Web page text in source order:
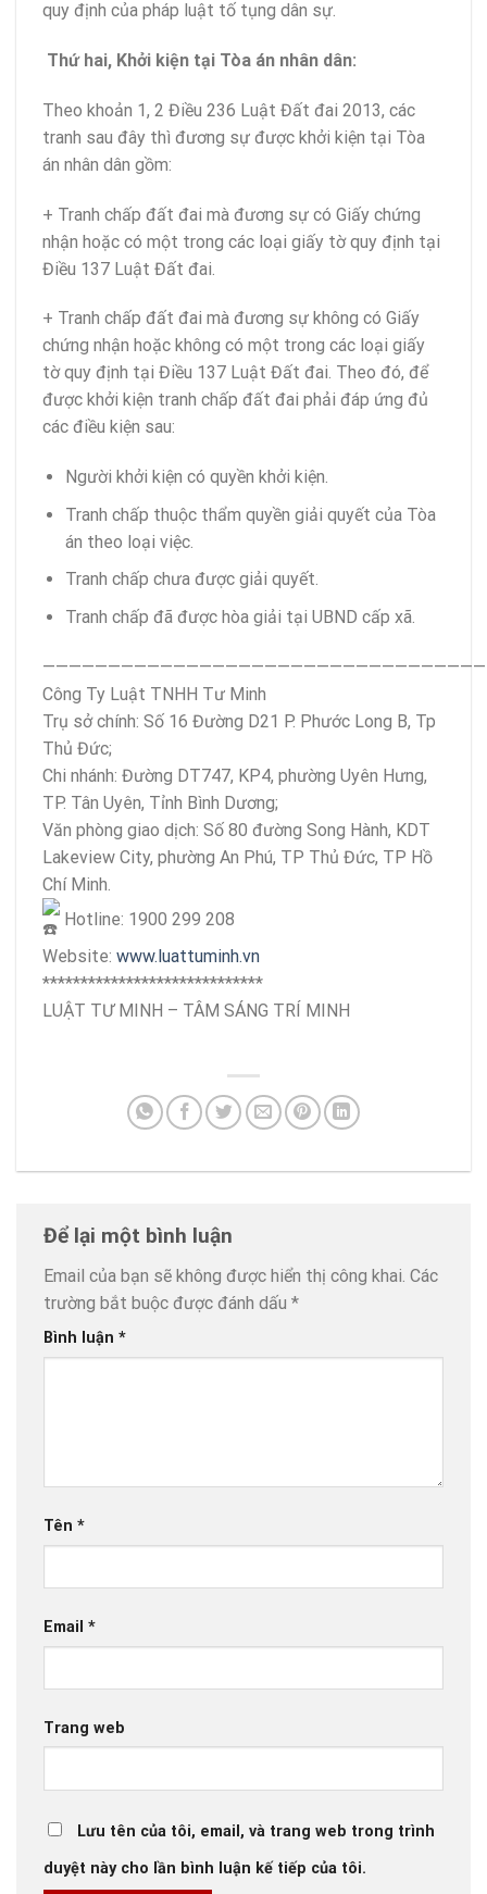
quy định của pháp luật tố tụng dân sự.
Thứ hai, Khởi kiện tại Tòa án nhân dân:
Theo khoản 1, 2 Điều 236 Luật Đất đai 2013, các
tranh sau đây thì đương sự được khởi kiện tại Tòa
án nhân dân gồm:
+ Tranh chấp đất đai mà đương sự có Giấy chứng
nhận hoặc có một trong các loại giấy tờ quy định tại
Điều 137 Luật Đất đai.
+ Tranh chấp đất đai mà đương sự không có Giấy
chứng nhận hoặc không có một trong các loại giấy
tờ quy định tại Điều 137 Luật Đất đai. Theo đó, để
được khởi kiện tranh chấp đất đai phải đáp ứng đủ
các điều kiện sau:
Người khởi kiện có quyền khởi kiện.
Tranh chấp thuộc thẩm quyền giải quyết của Tòa
án theo loại việc.
Tranh chấp chưa được giải quyết.
Tranh chấp đã được hòa giải tại UBND cấp xã.
Công Ty Luật TNHH Tư Minh
Trụ sở chính: Số 16 Đường D21 P. Phước Long B, Tp
Thủ Đức;
Chi nhánh: Đường DT747, KP4, phường Uyên Hưng,
TP. Tân Uyên, Tỉnh Bình Dương;
Văn phòng giao dịch: Số 80 đường Song Hành, KDT
Lakeview City, phường An Phú, TP Thủ Đức, TP Hồ
Chí Minh.
Hotline: 1900 299 208
Website: www.luattuminh.vn
*****************************
LUẬT TƯ MINH – TÂM SÁNG TRÍ MINH
Để lại một bình luận
Email của bạn sẽ không được hiển thị công khai. Các
trường bắt buộc được đánh dấu *
Bình luận *
Tên *
Email *
Trang web
Lưu tên của tôi, email, và trang web trong trình
duyệt này cho lần bình luận kế tiếp của tôi.